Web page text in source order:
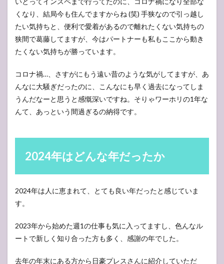
くなり、結局今も住んでますからね (笑) 手狭なので引っ越し
たい気持ちと、便利で愛着があるので離れたくない気持ちの
狭間で葛藤してますが、今はパートナーも私もここから動き
たくない気持ちが勝っています。
コロナ禍…、さすがにもう遠い昔のような気がしてますが、あ
んなに大騒ぎだったのに、こんなにも早く過去になってしま
うんだなーと思うと感慨深いですね。そりゃワーホリの1年な
んて、あっという間過ぎるの納得です。
2024年はどんな年だったか
2024年は人に恵まれて、とても良い年だったと感じていま
す。
2023年から始めた週1の仕事も気に入ってますし、色んなル
ートで新しく知り合った方も多く、感謝の年でした。
去年の年末にある方から日豪プレスさんに紹介していただ